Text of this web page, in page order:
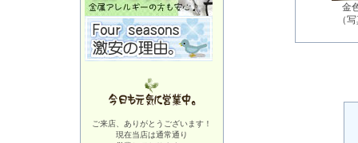
ご来店、ありがとうございます！
現在当店は通常通り
金
（